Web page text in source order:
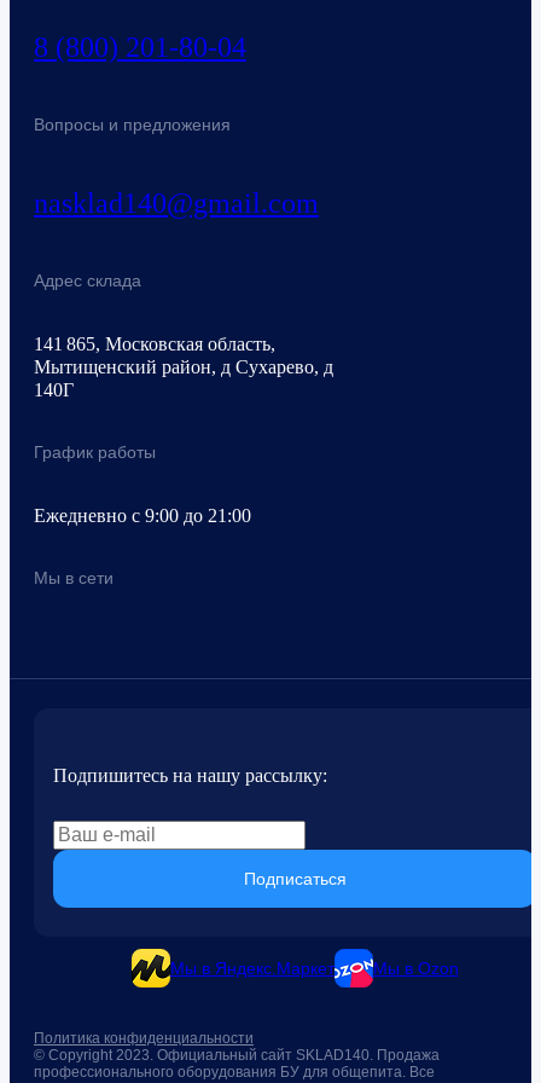
8 (800) 201-80-04
Вопросы и предложения
nasklad140@gmail.com
Адрес склада
141 865, Московская область,
Мытищенский район, д Сухарево, д
140Г
График работы
Ежедневно с 9:00 до 21:00
Мы в сети
Подпишитесь на нашу рассылку:
Подписаться
Мы в Яндекс.Маркет Мы в Ozon
© Copyright 2023. Официальный сайт SKLAD140. Продажа
профессионального оборудования БУ для общепита. Все
Политика конфиденциальности